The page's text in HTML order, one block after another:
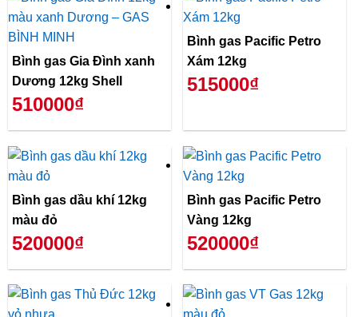
Bình gas Gia Đình xanh
Dương 12kg Shell
510000₫
Bình gas Pacific Petro
Xám 12kg
515000₫
Bình gas dầu khí 12kg
màu đỏ
520000₫
Bình gas Pacific Petro
Vàng 12kg
520000₫